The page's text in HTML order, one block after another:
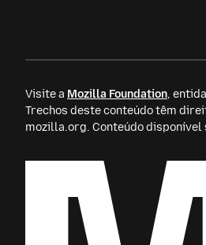
Visite a Mozilla Foundation,
Trechos deste conteúdo têm
mozilla.org. Conteúdo disponível